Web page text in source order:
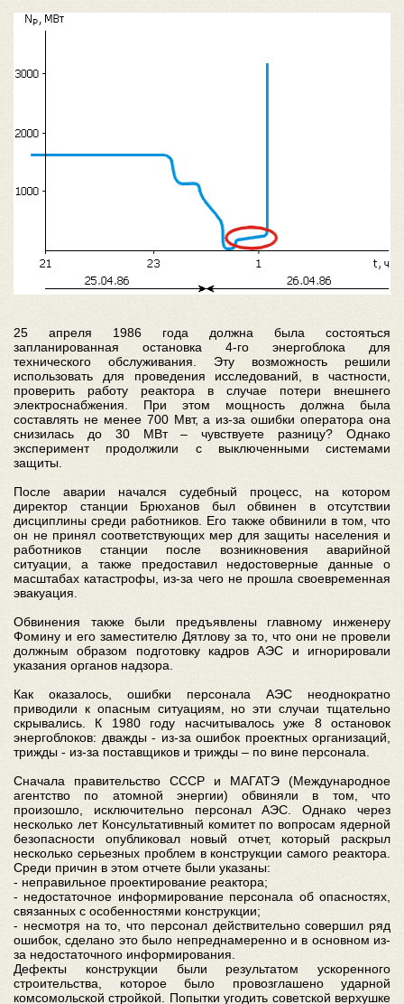
25 апреля 1986 года должна была состояться
запланированная остановка 4-го энергоблока для
технического обслуживания. Эту возможность решили
использовать для проведения исследований, в частности,
проверить работу реактора в случае потери внешнего
электроснабжения. При этом мощность должна была
составлять не менее 700 Мвт, а из-за ошибки оператора она
снизилась до 30 МВт – чувствуете разницу? Однако
эксперимент продолжили с выключенными системами
защиты.
После аварии начался судебный процесс, на котором
директор станции Брюханов был обвинен в отсутствии
дисциплины среди работников. Его также обвинили в том, что
он не принял соответствующих мер для защиты населения и
работников станции после возникновения аварийной
ситуации, а также предоставил недостоверные данные о
масштабах катастрофы, из-за чего не прошла своевременная
эвакуация.
Обвинения также были предъявлены главному инженеру
Фомину и его заместителю Дятлову за то, что они не провели
должным образом подготовку кадров АЭС и игнорировали
указания органов надзора.
Как оказалось, ошибки персонала АЭС неоднократно
приводили к опасным ситуациям, но эти случаи тщательно
скрывались. К 1980 году насчитывалось уже 8 остановок
энергоблоков: дважды - из-за ошибок проектных организаций,
трижды - из-за поставщиков и трижды – по вине персонала.
Сначала правительство СССР и МАГАТЭ (Международное
агентство по атомной энергии) обвиняли в том, что
произошло, исключительно персонал АЭС. Однако через
несколько лет Консультативный комитет по вопросам ядерной
безопасности опубликовал новый отчет, который раскрыл
несколько серьезных проблем в конструкции самого реактора.
Среди причин в этом отчете были указаны:
- неправильное проектирование реактора;
- недостаточное информирование персонала об опасностях,
связанных с особенностями конструкции;
- несмотря на то, что персонал действительно совершил ряд
ошибок, сделано это было непреднамеренно и в основном из-
за недостаточного информирования.
Дефекты конструкции были результатом ускоренного
строительства, которое было провозглашено ударной
комсомольской стройкой. Попытки угодить советской верхушке